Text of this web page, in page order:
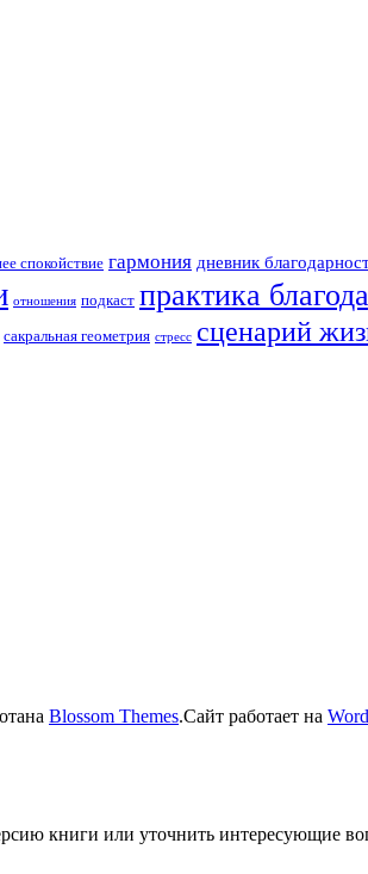
спокойствие гармония дневник
отношения подкаст практика
сакральная геометрия стресс сценарий
Blossom Themes.Сайт работает на
книги или уточнить интересующие